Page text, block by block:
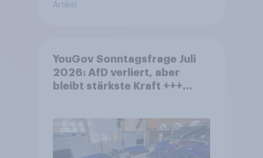
Artikel
YouGov Sonntagsfrage Juli
2026: AfD verliert, aber
bleibt stärkste Kraft +++